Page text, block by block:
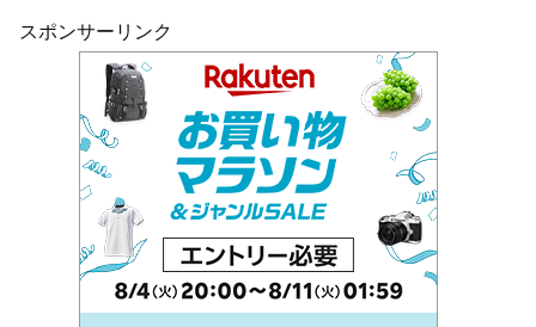
スポンサーリンク